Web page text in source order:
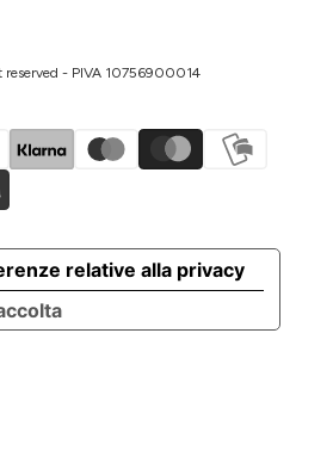
- PIVA 10756900014
relative alla privacy